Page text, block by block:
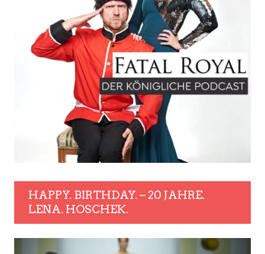
HAPPY. BIRTHDAY. – 20 JAHRE.
LENA. HOSCHEK.